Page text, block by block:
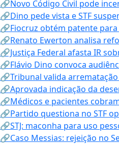
🔗Novo Código Civil pode
🔗Dino pede vista e STF
🔗Fiocruz obtém patente
🔗Renato Ewerton analisa
🔗Justiça Federal afasta IR
🔗Flávio Dino convoca
🔗Tribunal valida
🔗Aprovada indicação da
🔗Médicos e pacientes
🔗Partido questiona no STF
🔗STJ: maconha para uso
🔗Caso Messias: rejeição no